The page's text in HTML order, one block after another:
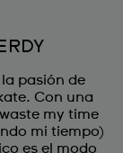
la pasión de
Con una
my time
mi tiempo)
es el modo